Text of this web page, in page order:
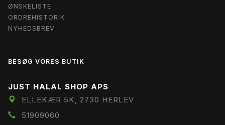
ØNSKELISTE
ORDREHISTORIK
NYHEDSBREV
BESØG VORES BUTIK
JUST HALAL SHOP APS
ELLEKÆR 5K, 2730 HERLEV
51909060